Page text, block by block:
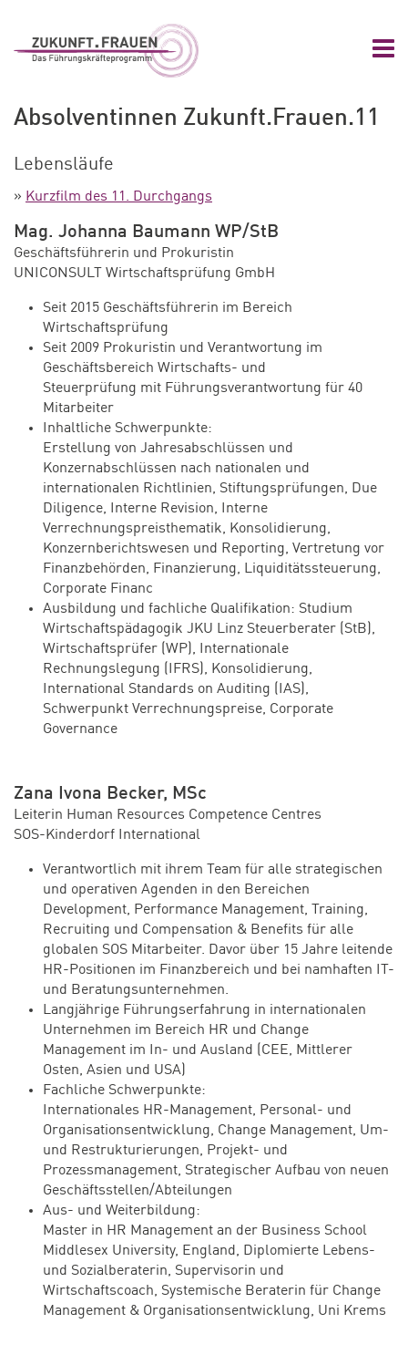
Zukunft.Frauen
Absolventinnen Zukunft.Frauen.11
Lebensläufe
» Kurzfilm des 11. Durchgangs
Mag. Johanna Baumann WP/StB
Geschäftsführerin und Prokuristin
UNICONSULT Wirtschaftsprüfung GmbH
Seit 2015 Geschäftsführerin im Bereich
Wirtschaftsprüfung
Seit 2009 Prokuristin und Verantwortung im
Geschäftsbereich Wirtschafts- und
Steuerprüfung mit Führungsverantwortung für 40
Mitarbeiter
Inhaltliche Schwerpunkte:
Erstellung von Jahresabschlüssen und
Konzernabschlüssen nach nationalen und
internationalen Richtlinien, Stiftungsprüfungen, Due
Diligence, Interne Revision, Interne
Verrechnungspreisthematik, Konsolidierung,
Konzernberichtswesen und Reporting, Vertretung vor
Finanzbehörden, Finanzierung, Liquiditätssteuerung,
Corporate Financ
Ausbildung und fachliche Qualifikation: Studium
Wirtschaftspädagogik JKU Linz Steuerberater (StB),
Wirtschaftsprüfer (WP), Internationale
Rechnungslegung (IFRS), Konsolidierung,
International Standards on Auditing (IAS),
Schwerpunkt Verrechnungspreise, Corporate
Governance
Zana Ivona Becker, MSc
Leiterin Human Resources Competence Centres
SOS-Kinderdorf International
Verantwortlich mit ihrem Team für alle strategischen
und operativen Agenden in den Bereichen
Development, Performance Management, Training,
Recruiting und Compensation & Benefits für alle
globalen SOS Mitarbeiter. Davor über 15 Jahre leitende
HR-Positionen im Finanzbereich und bei namhaften IT-
und Beratungsunternehmen.
Langjährige Führungserfahrung in internationalen
Unternehmen im Bereich HR und Change
Management im In- und Ausland (CEE, Mittlerer
Osten, Asien und USA)
Fachliche Schwerpunkte:
Internationales HR-Management, Personal- und
Organisationsentwicklung, Change Management, Um-
und Restrukturierungen, Projekt- und
Prozessmanagement, Strategischer Aufbau von neuen
Geschäftsstellen/Abteilungen
Aus- und Weiterbildung:
Master in HR Management an der Business School
Middlesex University, England, Diplomierte Lebens-
und Sozialberaterin, Supervisorin und
Wirtschaftscoach, Systemische Beraterin für Change
Management & Organisationsentwicklung, Uni Krems